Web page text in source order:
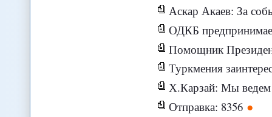
Аскар Акаев: За
ОДКБ
Помощник Президента России Джахан
Туркмения
Х.Карзай: Мы ведем
Отправка: 8356